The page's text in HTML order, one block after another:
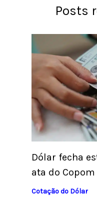
Posts
Dólar fecha
ata do
Cotação do Dólar